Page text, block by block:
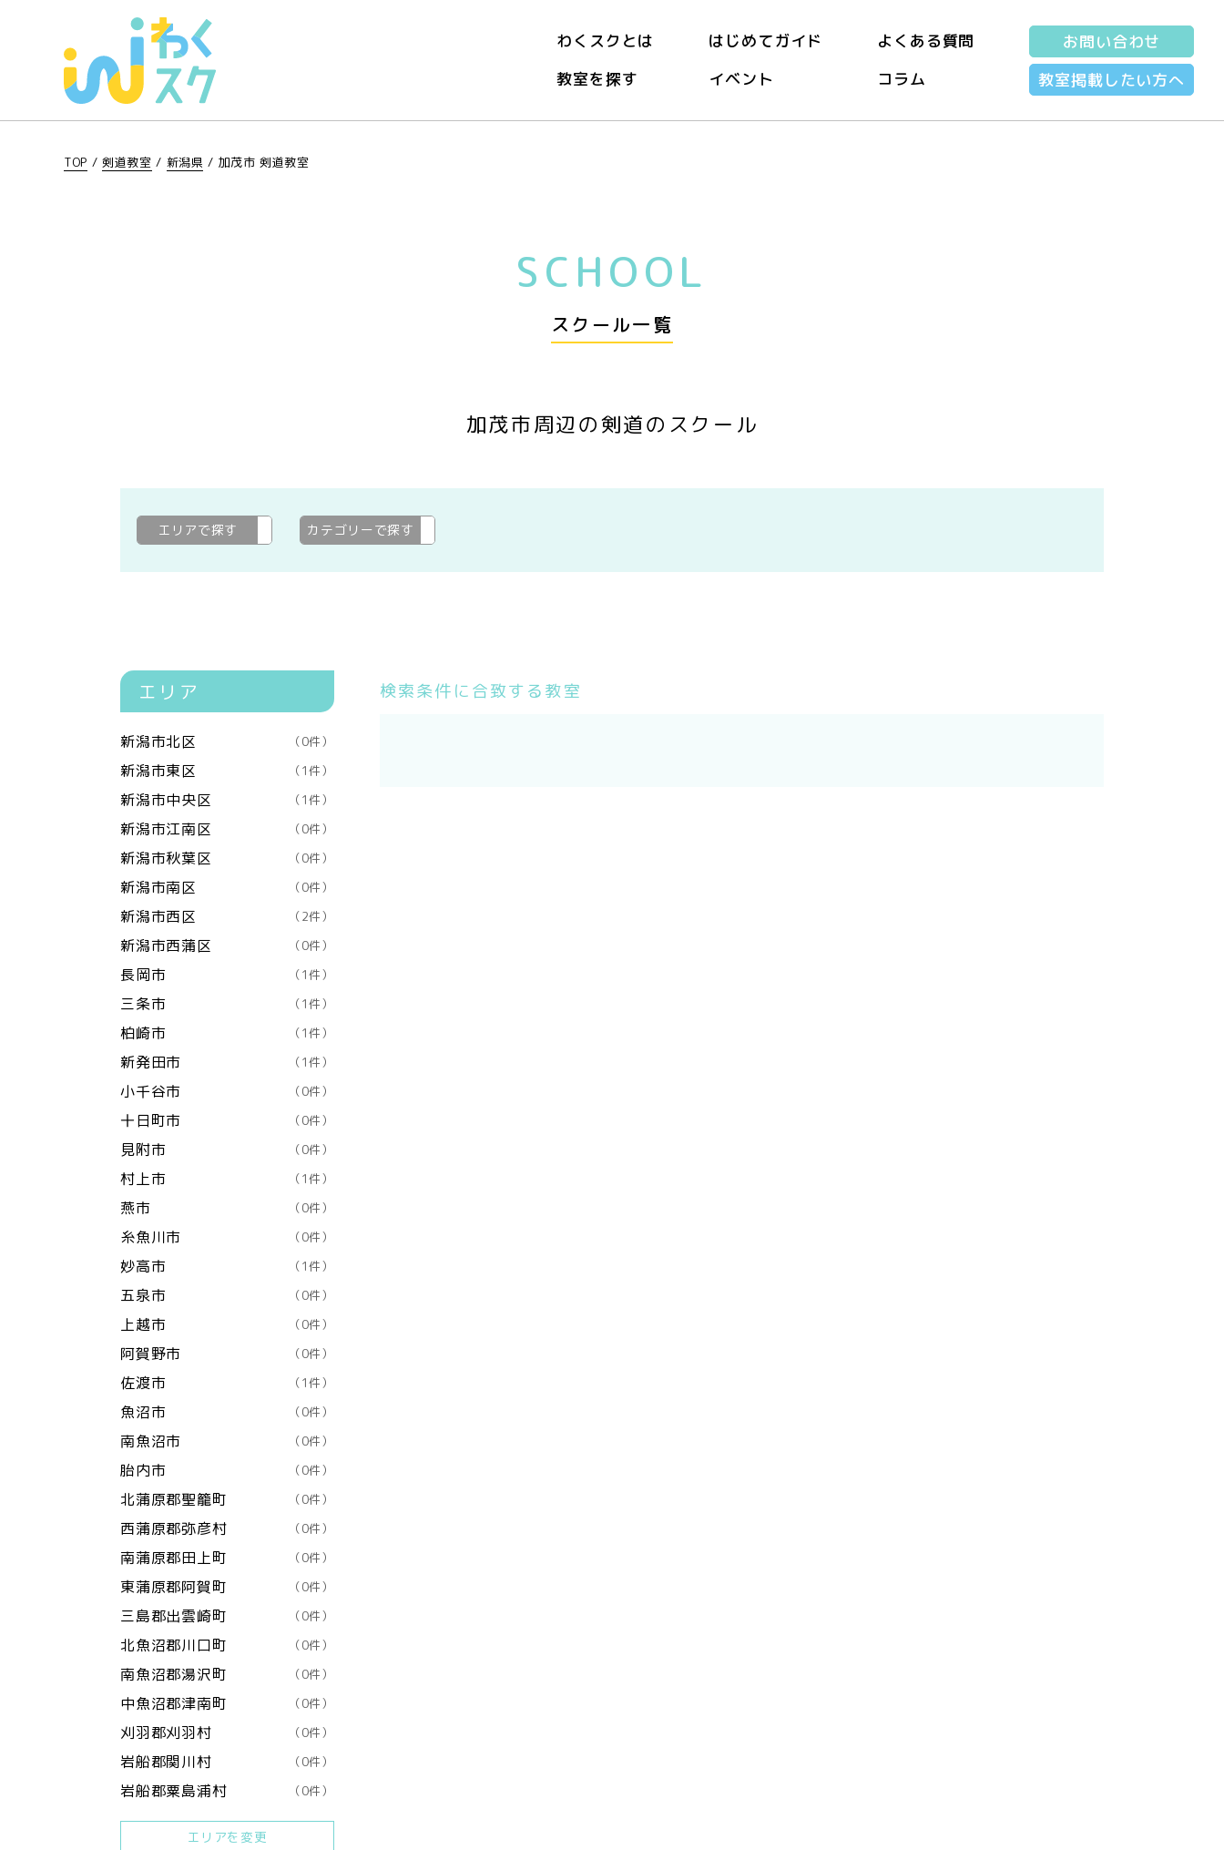
わくスクとは はじめてガイド
よくある質問
教室を探す
イベント コラム
お問い合わせ
教室掲載したい方へ
TOP / 剣道教室 / 新潟県 / 加茂市 剣道教室
SCHOOL
スクール一覧
加茂市周辺の剣道のスクール
エリアで探す 加茂市カテゴリーで探す
エリア
新潟市北区 （0件）
新潟市東区 （1件）
新潟市中央区 （1件）
新潟市江南区 （0件）
新潟市秋葉区 （0件）
新潟市南区 （0件）
新潟市西区 （2件）
新潟市西蒲区 （0件）
長岡市 （1件）
三条市 （1件）
柏崎市 （1件）
新発田市 （1件）
小千谷市 （0件）
十日町市 （0件）
見附市 （0件）
村上市 （1件）
燕市 （0件）
糸魚川市 （0件）
妙高市 （1件）
五泉市 （0件）
上越市 （0件）
阿賀野市 （0件）
佐渡市 （1件）
魚沼市 （0件）
南魚沼市 （0件）
胎内市 （0件）
北蒲原郡聖籠町 （0件）
西蒲原郡弥彦村 （0件）
南蒲原郡田上町 （0件）
東蒲原郡阿賀町 （0件）
三島郡出雲崎町 （0件）
北魚沼郡川口町 （0件）
南魚沼郡湯沢町 （0件）
中魚沼郡津南町 （0件）
刈羽郡刈羽村 （0件）
岩船郡関川村 （0件）
岩船郡粟島浦村 （0件）
エリアを変更
検索条件に合致する教室